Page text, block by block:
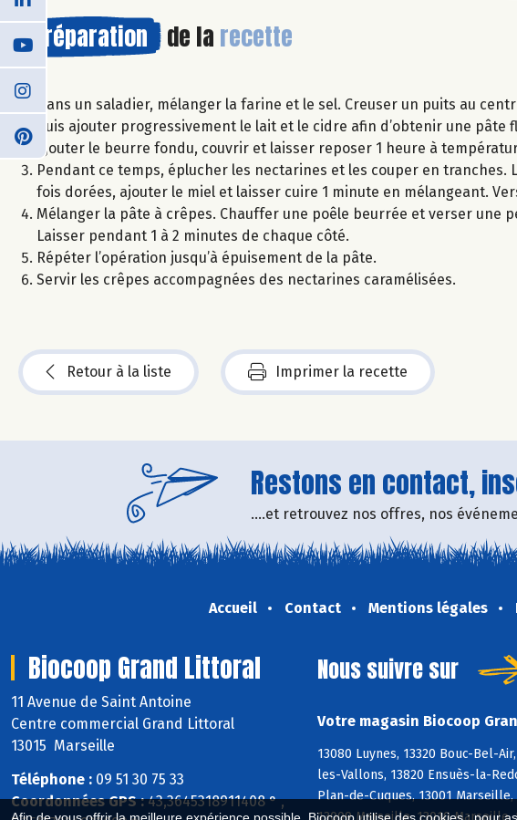
Préparation de la recette
Dans un saladier, mélanger la farine et le sel. Creuser un puits au
puis ajouter progressivement le lait et le cidre afin d’obtenir une pâte
Ajouter le beurre fondu, couvrir et laisser reposer 1 heure à
Pendant ce temps, éplucher les nectarines et les couper en
fois dorées, ajouter le miel et laisser cuire 1 minute en mélangeant.
Mélanger la pâte à crêpes. Chauffer une poêle beurrée et verser une
Laisser pendant 1 à 2 minutes de chaque côté.
Répéter l’opération jusqu’à épuisement de la pâte.
Servir les crêpes accompagnées des nectarines caramélisées.
Retour à la liste Imprimer la recette
Restons en contact,
....et retrouvez nos offres, nos
Accueil Contact Mentions légales
Biocoop Grand Littoral
11 Avenue de Saint Antoine
Centre commercial Grand Littoral
13015 Marseille
Téléphone : 09 51 30 75 33
Coordonnées GPS :43,3645318911408 ° ,
Nous suivre sur
Votre magasin Biocoop
13080 Luynes, 13320 Bouc-Bel-
les-Vallons, 13820 Ensuès-la-
Plan-de-Cuques, 13001